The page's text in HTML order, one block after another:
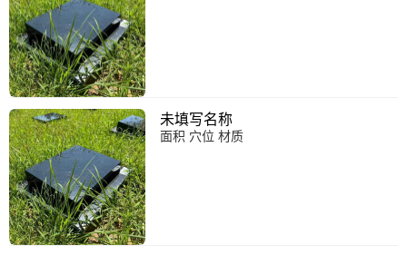
未填写名称
面积 穴位 材质